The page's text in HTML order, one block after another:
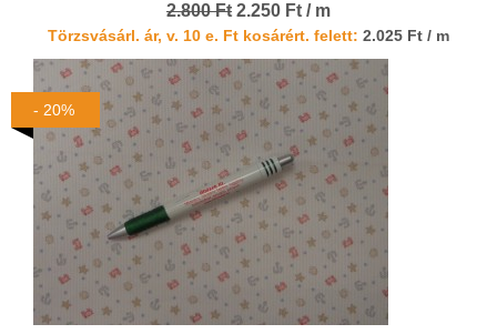
2.800 Ft 2.250 Ft / m
Törzsvásárl. ár, v. 10 e. Ft kosárért. felett: 2.025 Ft / m
- 20%